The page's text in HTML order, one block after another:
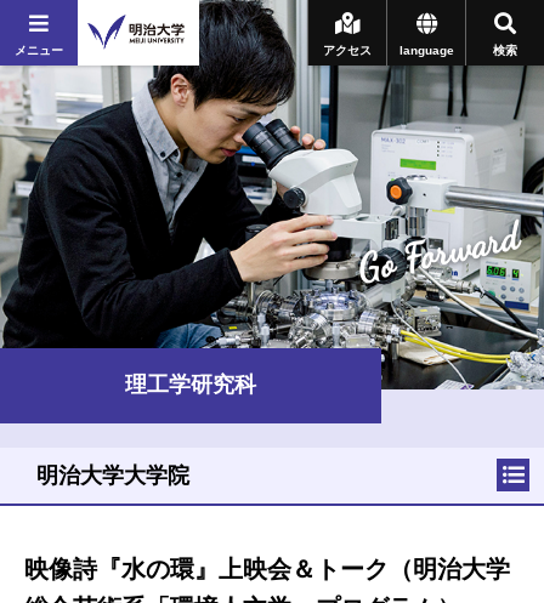
メニュー 検索
language
アクセス
Go Forward
理工学研究科
映像詩『水の環』上映会＆トーク（明治大学
明治大学大学院